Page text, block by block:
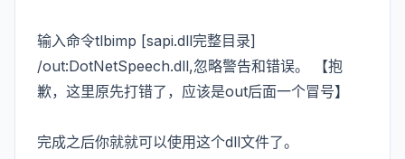
输入命令tlbimp [sapi.dll完整目录]
/out:DotNetSpeech.dll,忽略警告和错误。 【抱
歉，这里原先打错了，应该是out后面一个冒号】
完成之后你就就可以使用这个dll文件了。